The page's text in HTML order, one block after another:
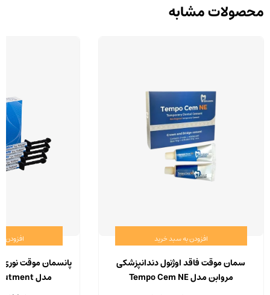
محصولات مشابه
افزودن به سبد خرید
سمان موقت فاقد اوژنول دندانپزشکی
مروابن مدل Tempo Cem NE
افزودن
پانسمان موقت
مدل Quicks Flow Abutment